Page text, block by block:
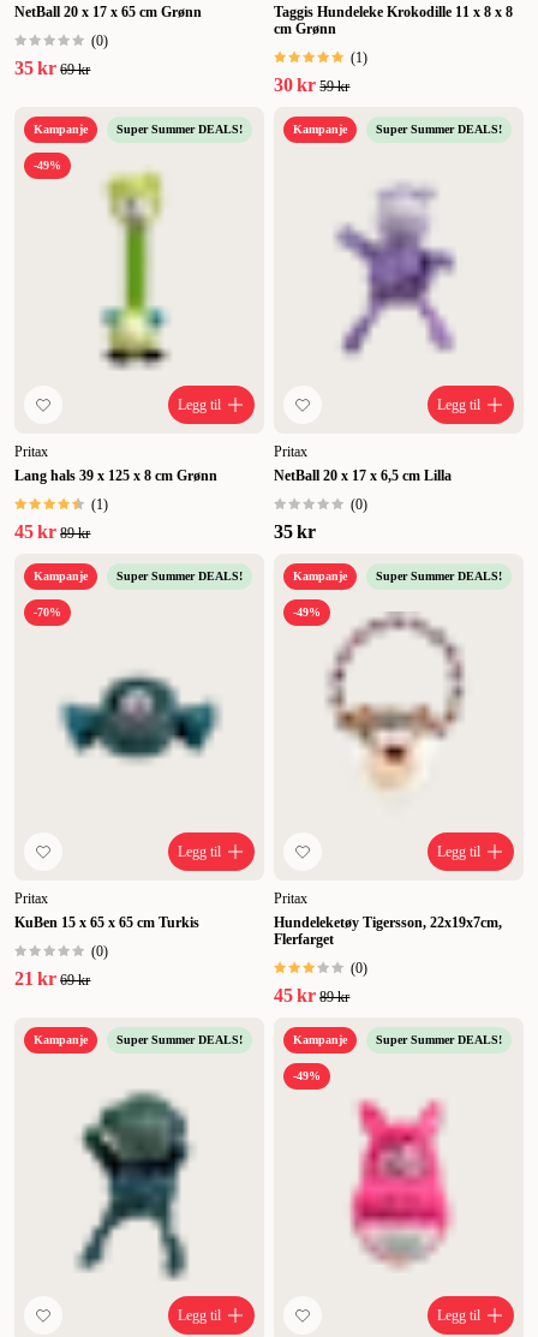
NetBall 20 x 17 x 65 cm Grønn
(0)
35 kr 69 kr
Taggis Hundeleke Krokodille 11 x 8 x 8
cm Grønn
(1)
30 kr 59 kr
Kampanje Super Summer DEALS!
-49%
Legg til
Pritax
Lang hals 39 x 125 x 8 cm Grønn
(1)
45 kr 89 kr
Kampanje Super Summer DEALS!
Legg til
Pritax
NetBall 20 x 17 x 6,5 cm Lilla
(0)
35 kr
Kampanje Super Summer DEALS!
-70%
Legg til
Pritax
KuBen 15 x 65 x 65 cm Turkis
(0)
21 kr 69 kr
Kampanje Super Summer DEALS!
-49%
Legg til
Pritax
Hundeleketøy Tigersson, 22x19x7cm,
Flerfarget
(0)
45 kr 89 kr
Kampanje Super Summer DEALS!
Legg til
Kampanje Super Summer DEALS!
-49%
Legg til